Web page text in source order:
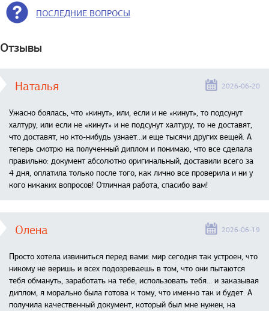
ПОСЛЕДНИЕ ВОПРОСЫ
Отзывы
Наталья 2026-06-20
Ужасно боялась, что «кинут», или, если и не «кинут», то подсунут
халтуру, или если не «кинут» и не подсунут халтуру, то не доставят,
что доставят, но кто-нибудь узнает...и еще тысячи других вещей. А
теперь смотрю на полученный диплом и понимаю, что все сделала
правильно: документ абсолютно оригинальный, доставили всего за
4 дня, оплатила только после того, как лично все проверила и ни у
кого никаких вопросов! Отличная работа, спасибо вам!
Олена 2026-06-19
Просто хотела извиниться перед вами: мир сегодня так устроен, что
никому не веришь и всех подозреваешь в том, что они пытаются
тебя обмануть, заработать на тебе, использовать тебя... и заказывая
диплом, я морально была готова к тому, что именно так и будет. А
получила качественный документ, который был мне нужен, на